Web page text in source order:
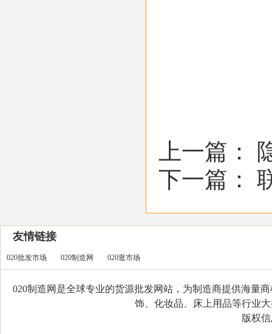
上一篇：
下一篇：
友情链接
020批发市场 020制造网 020逛市场
020制造网是全球专业的货源批发网站，为制造商提供海量
饰、化妆品、床上用品等行业
版权信